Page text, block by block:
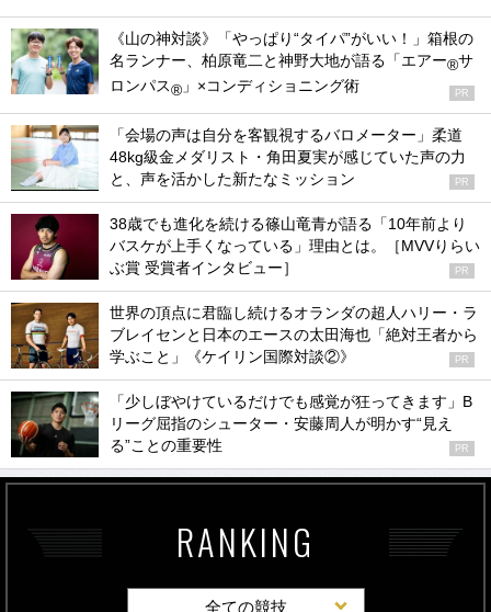
《山の神対談》「やっぱり“タイパ”がいい！」箱根の
名ランナー、柏原竜二と神野大地が語る「エアー®サ
ロンパス® 」×コンディショニング術 PR
「会場の声は自分を客観視するバロメーター」柔道
48kg級金メダリスト・角田夏実が感じていた声の力
と、声を活かした新たなミッション
PR
38歳でも進化を続ける篠山竜青が語る「10年前より
バスケが上手くなっている」理由とは。［MVVりらい
ぶ賞 受賞者インタビュー］
PR
世界の頂点に君臨し続けるオランダの超人ハリー・ラ
ブレイセンと日本のエースの太田海也「絶対王者から
学ぶこと」《ケイリン国際対談②》
PR
「少しぼやけているだけでも感覚が狂ってきます」B
リーグ屈指のシューター・安藤周人が明かす“見え
る”ことの重要性
PR
RANKING
全ての競技